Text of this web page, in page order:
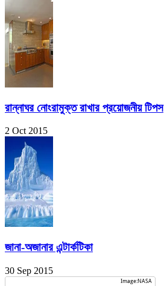
রান্নাঘর নোংরামুক্ত রাখার প্রয়োজনীয় টিপস
2 Oct 2015
জানা-অজানার এন্টার্কটিকা
30 Sep 2015